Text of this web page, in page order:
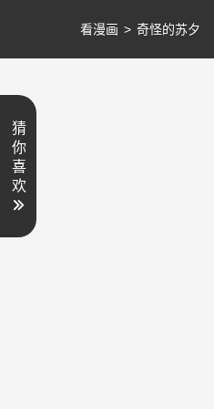
看漫画 > 奇怪的苏夕
猜
你
喜
欢